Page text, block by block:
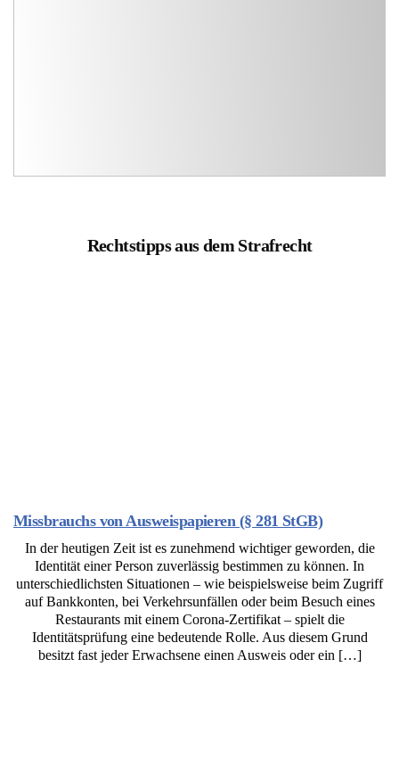
Rechtstipps aus dem Strafrecht
Missbrauchs von Ausweispapieren (§ 281 StGB)
In der heutigen Zeit ist es zunehmend wichtiger geworden, die
Identität einer Person zuverlässig bestimmen zu können. In
unterschiedlichsten Situationen – wie beispielsweise beim Zugriff
auf Bankkonten, bei Verkehrsunfällen oder beim Besuch eines
Restaurants mit einem Corona-Zertifikat – spielt die
Identitätsprüfung eine bedeutende Rolle. Aus diesem Grund
besitzt fast jeder Erwachsene einen Ausweis oder ein […]